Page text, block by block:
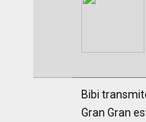
Bibi
Gran Gran